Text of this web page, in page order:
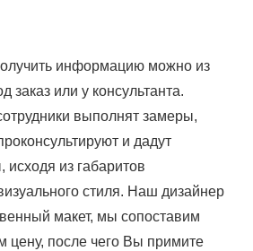
информацию можно из
заказ или у консультанта.
выполнят замеры,
и дадут
исходя из габаритов
стиля. Наш дизайнер
макет, мы сопоставим
цену, после чего Вы примите